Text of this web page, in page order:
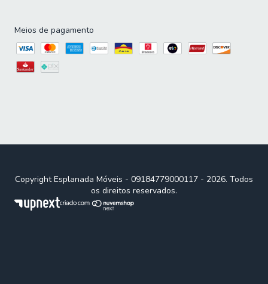
Meios de pagamento
Copyright Esplanada Móveis - 09184779000117 - 2026. Todos
os direitos reservados.